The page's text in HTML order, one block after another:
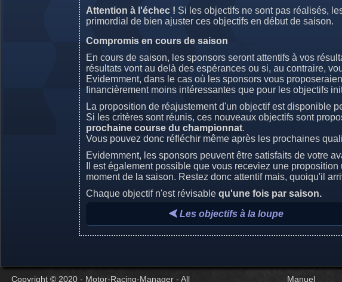
Attention à l'échec ! Si les objectifs ne sont pas réalisés,
primordial de bien ajuster ces objectifs en début de saison.
Compromis en cours de saison
En cours de saison, les sponsors seront attentifs à vos
résultats vont au delà des espérances ou si, au contraire,
Evidemment, dans le cas où les sponsors vous
financièrement moins intéressantes que pour les objectifs
La proposition de réajustement d'un objectif est disponible
Si les critères sont réunis, ces nouveaux objectifs sont
prochaine course du championnat.
Vous pouvez donc réfléchir même après les prochaines
Evidemment, les sponsors peuvent être satisfaits de votre
Il est également possible que vous receviez une
moment de la saison. Restez donc attentif mais, quoiqu'il
Chaque objectif n'est révisable qu'une fois par saison.
Les objectifs à la loupe
Copyright © 2020 - Motor-Racing-Manager - All Manuel